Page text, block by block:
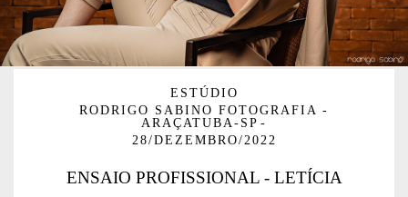
ESTÚDIO
RODRIGO SABINO FOTOGRAFIA -
ARAÇATUBA-SP
28/DEZEMBRO/2022
ENSAIO PROFISSIONAL - LETÍCIA